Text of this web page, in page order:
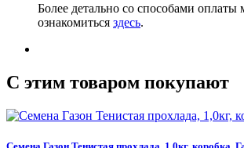
Более детально со способами оплаты
ознакомиться здесь.
C этим товаром покупают